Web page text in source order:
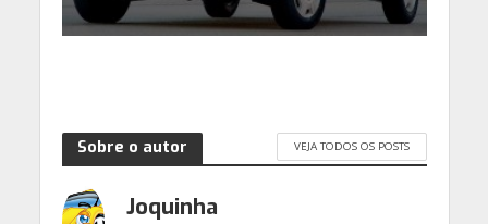
Sobre o autor VEJA TODOS OS POSTS
Joquinha